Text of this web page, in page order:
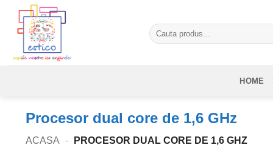
content
Caută
după:
HOME
Procesor dual core de 1,6 GHz
ACASA - PROCESOR DUAL CORE DE 1,6 GHZ